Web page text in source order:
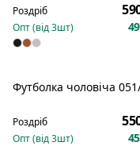
Роздріб
Опт (від3шт)
Футболка чоловіча
Роздріб
Опт (від3шт)